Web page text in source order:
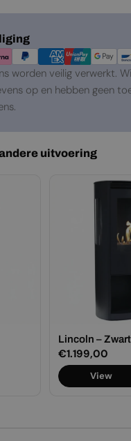
worden veilig verwerkt.
op en hebben geen
uitvoering
Lincoln – Zwart
Normale
prijs
€1.199,00
View